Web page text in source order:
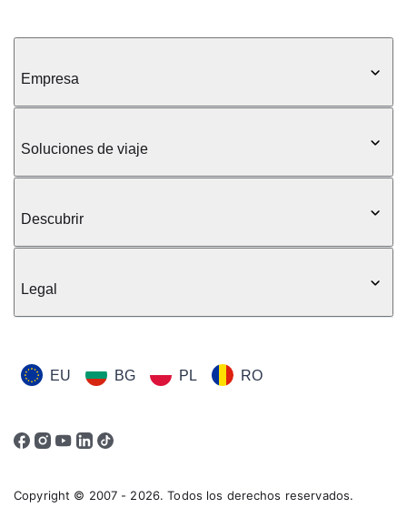
Empresa
Soluciones de viaje
Descubrir
Legal
EU BG PL RO
Copyright © 2007 - 2026. Todos los derechos reservados.